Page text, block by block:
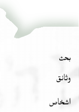
بحث
وثائق
اشخاص